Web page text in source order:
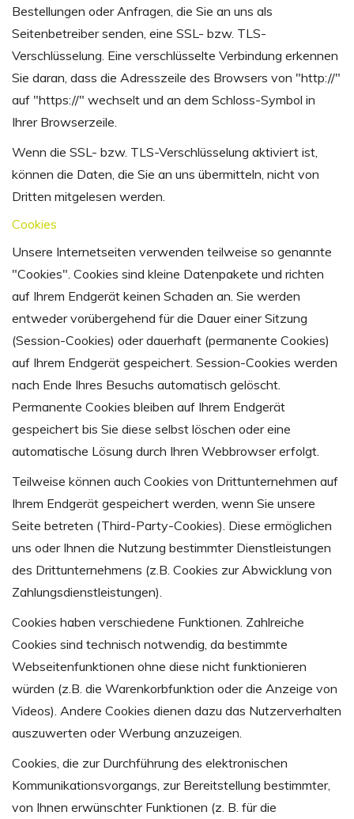
Bestellungen oder Anfragen, die Sie an uns als
Seitenbetreiber senden, eine SSL- bzw. TLS-
Verschlüsselung. Eine verschlüsselte Verbindung erkennen
Sie daran, dass die Adresszeile des Browsers von "http://"
auf "https://" wechselt und an dem Schloss-Symbol in
Ihrer Browserzeile.
Wenn die SSL- bzw. TLS-Verschlüsselung aktiviert ist,
können die Daten, die Sie an uns übermitteln, nicht von
Dritten mitgelesen werden.
Cookies
Unsere Internetseiten verwenden teilweise so genannte
"Cookies". Cookies sind kleine Datenpakete und richten
auf Ihrem Endgerät keinen Schaden an. Sie werden
entweder vorübergehend für die Dauer einer Sitzung
(Session-Cookies) oder dauerhaft (permanente Cookies)
auf Ihrem Endgerät gespeichert. Session-Cookies werden
nach Ende Ihres Besuchs automatisch gelöscht.
Permanente Cookies bleiben auf Ihrem Endgerät
gespeichert bis Sie diese selbst löschen oder eine
automatische Lösung durch Ihren Webbrowser erfolgt.
Teilweise können auch Cookies von Drittunternehmen auf
Ihrem Endgerät gespeichert werden, wenn Sie unsere
Seite betreten (Third-Party-Cookies). Diese ermöglichen
uns oder Ihnen die Nutzung bestimmter Dienstleistungen
des Drittunternehmens (z.B. Cookies zur Abwicklung von
Zahlungsdienstleistungen).
Cookies haben verschiedene Funktionen. Zahlreiche
Cookies sind technisch notwendig, da bestimmte
Webseitenfunktionen ohne diese nicht funktionieren
würden (z.B. die Warenkorbfunktion oder die Anzeige von
Videos). Andere Cookies dienen dazu das Nutzerverhalten
auszuwerten oder Werbung anzuzeigen.
Cookies, die zur Durchführung des elektronischen
Kommunikationsvorgangs, zur Bereitstellung bestimmter,
von Ihnen erwünschter Funktionen (z. B. für die